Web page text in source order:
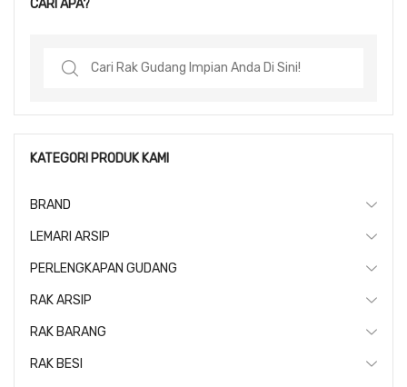
CARI APA?
Search
KATEGORI PRODUK KAMI
BRAND
LEMARI ARSIP
PERLENGKAPAN GUDANG
RAK ARSIP
RAK BARANG
RAK BESI